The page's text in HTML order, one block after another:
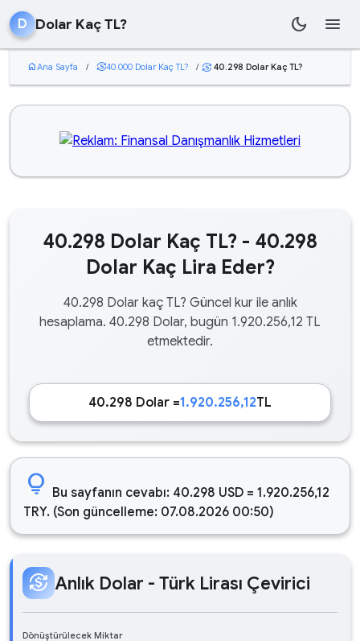
D Dolar Kaç TL? dark_mode menu
homeAna Sayfa / currency_exchange40.000 Dolar Kaç TL? / currency_exchange 40.298 Dolar Kaç TL?
40.298 Dolar Kaç TL? - 40.298
Dolar Kaç Lira Eder?
40.298 Dolar kaç TL? Güncel kur ile anlık
hesaplama. 40.298 Dolar, bugün 1.920.256,12 TL
etmektedir.
40.298 Dolar =1.920.256,12TL
lightbulb Bu sayfanın cevabı: 40.298 USD = 1.920.256,12
TRY. (Son güncelleme: 07.08.2026 00:50)
currency_exchange Anlık Dolar - Türk Lirası Çevirici
Dönüştürülecek Miktar